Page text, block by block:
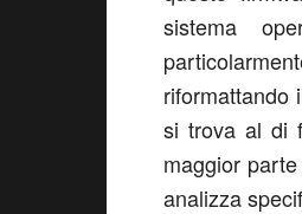
sistema
riformattando
si trova al di
maggior
analizza